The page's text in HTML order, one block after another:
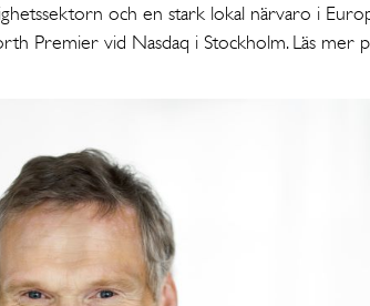
och en stark lokal närvaro i
Premier vid Nasdaq i Stockholm. Läs mer